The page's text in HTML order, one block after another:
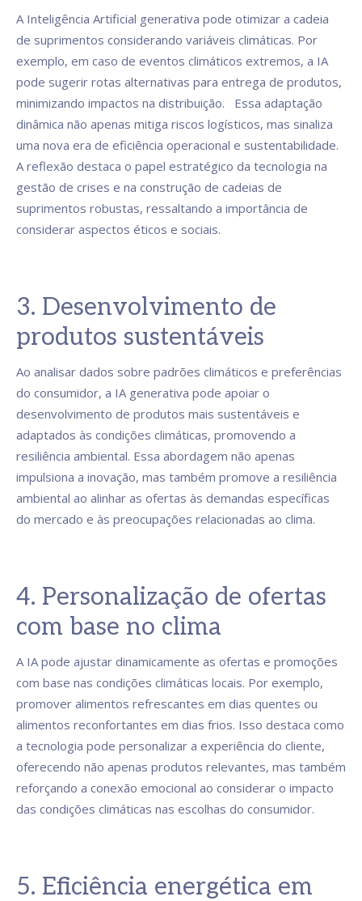
A Inteligência Artificial generativa pode otimizar a cadeia
de suprimentos considerando variáveis climáticas. Por
exemplo, em caso de eventos climáticos extremos, a IA
pode sugerir rotas alternativas para entrega de produtos,
minimizando impactos na distribuição. Essa adaptação
dinâmica não apenas mitiga riscos logísticos, mas sinaliza
uma nova era de eficiência operacional e sustentabilidade.
A reflexão destaca o papel estratégico da tecnologia na
gestão de crises e na construção de cadeias de
suprimentos robustas, ressaltando a importância de
considerar aspectos éticos e sociais.
3. Desenvolvimento de
produtos sustentáveis
Ao analisar dados sobre padrões climáticos e preferências
do consumidor, a IA generativa pode apoiar o
desenvolvimento de produtos mais sustentáveis e
adaptados às condições climáticas, promovendo a
resiliência ambiental. Essa abordagem não apenas
impulsiona a inovação, mas também promove a resiliência
ambiental ao alinhar as ofertas às demandas específicas
do mercado e às preocupações relacionadas ao clima.
4. Personalização de ofertas
com base no clima
A IA pode ajustar dinamicamente as ofertas e promoções
com base nas condições climáticas locais. Por exemplo,
promover alimentos refrescantes em dias quentes ou
alimentos reconfortantes em dias frios. Isso destaca como
a tecnologia pode personalizar a experiência do cliente,
oferecendo não apenas produtos relevantes, mas também
reforçando a conexão emocional ao considerar o impacto
das condições climáticas nas escolhas do consumidor.
5. Eficiência energética em